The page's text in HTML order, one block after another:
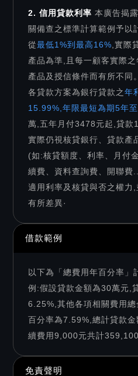
2. 信用貸款利率本廣告揭
關備查之標準計算範例予以
從最低1%到最高16% ,實際
產品為準,且每一顧客實際
產品及授信條件而有所不同。
各貸款方案為銀行貸款之年
15.99%,年限最短為期5年
萬,五年月付3478元起,貸款
實際仍視核貸銀行、貸款產
(如:核貸額度、利率、月付
續費、資料查詢費、開聯費
適用利率及核貸與否之權力
有所差異·
借款範例
以下為「總費用年百分率」
例:假設貸款金額為30萬元,
6.25%,其他各項相關費用
百分率為7.59%,總計貸款
續費用9,000元共計359,100
免責聲明